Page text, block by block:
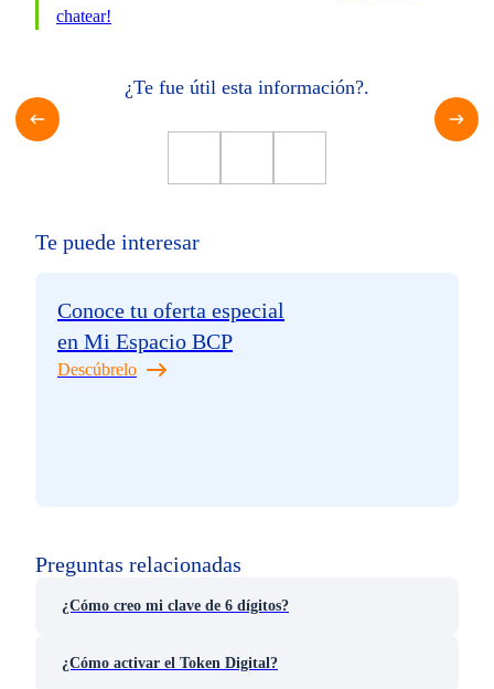
chatear!
¿Te fue útil esta información?.
Preguntas relacionadas
¿Cómo creo mi clave de 6 dígitos?
¿Cómo activar el Token Digital?
Te puede interesar
Conoce tu oferta especial
en Mi Espacio BCP
Descúbrelo